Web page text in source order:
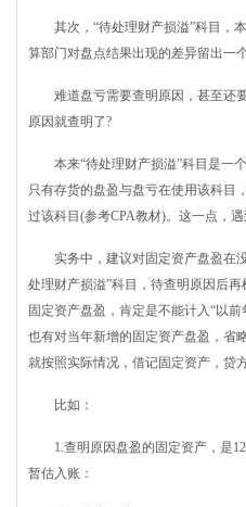
其次，“待处理财产损溢”科目，
算部门对盘点结果出现的差异留出一
难道盘亏需要查明原因，甚至还要
原因就查明了?
本来“待处理财产损溢”科目是一个
只有存货的盘盈与盘亏在使用该科目
过该科目(参考CPA教材)。这一点，遇
实务中，建议对固定资产盘盈在
处理财产损溢”科目，待查明原因后
固定资产盘盈，肯定是不能计入“以
也有对当年新增的固定资产盘盈，省
就按照实际情况，借记固定资产，贷
比如：
1.查明原因盘盈的固定资产，是12
暂估入账：